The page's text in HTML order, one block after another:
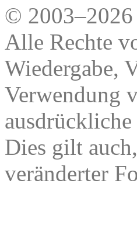
© 2003–2026
Alle Rechte
Wiedergabe,
Verwendung
Dies gilt
veränderter